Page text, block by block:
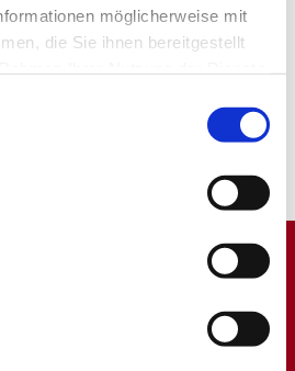
möglicherweise mit
die Sie ihnen bereitgestellt